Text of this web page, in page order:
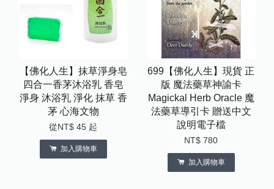
【佛化人生】抹草淨身皂
四合一香茅沐浴乳 香皂
淨身 沐浴乳 淨化 抹草 香
茅 心海文物
從NT$ 45 起
加入購物車
699【佛化人生】現貨 正
版 魔法藥草神諭卡
Magickal Herb Oracle 魔
法藥草導引卡 贈送中文
說明電子檔
NT$ 780
加入購物車